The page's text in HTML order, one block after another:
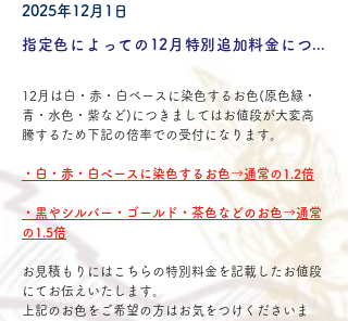
2025年12月1日
指定色によっての12月特別追加料金について
12月は白・赤・白ベースに染色するお色(原色緑・
青・水色・紫など)につきましてはお値段が大変高
騰するため下記の倍率での受付になります。
・白・赤・白ベースに染色するお色→通常の1.2倍
・黒やシルバー・ゴールド・茶色などのお色→通常
の1.5倍
お見積もりにはこちらの特別料金を記載したお値段
にてお伝えいたします。
上記のお色をご希望の方はお気をつけくださいま